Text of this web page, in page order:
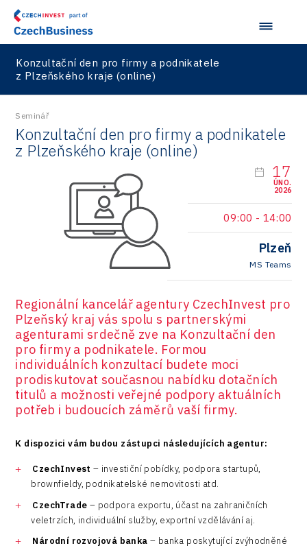
Data services
Infrastructure
R&D
Vehicles
Konzultační den pro firmy a podnikatele
z Plzeňského kraje (online)
Seminář
Konzultační den pro firmy a podnikatele
z Plzeňského kraje (online)
17
ÚNO.
2026
09:00 - 14:00
Plzeň
MS Teams
Regionální kancelář agentury CzechInvest pro
Plzeňský kraj vás spolu s partnerskými
agenturami srdečně zve na Konzultační den
pro firmy a podnikatele. Formou
individuálních konzultací budete moci
prodiskutovat současnou nabídku dotačních
titulů a možnosti veřejné podpory aktuálních
potřeb i budoucích záměrů vaší firmy.
K dispozici vám budou zástupci následujících agentur:
CzechInvest – investiční pobídky, podpora startupů,
brownfieldy, podnikatelské nemovitosti atd.​
CzechTrade – podpora exportu, účast na zahraničních
veletrzích, individuální služby, exportní vzdělávání aj.
Národní rozvojová banka – banka poskytující zvýhodněné